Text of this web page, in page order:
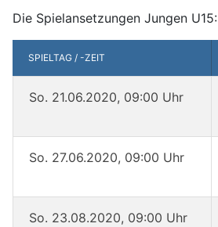
Die Spielansetzungen Jungen U15:
SPIELTAG / -ZEIT
So. 21.06.2020, 09:00 Uhr
So. 27.06.2020, 09:00 Uhr
So. 23.08.2020, 09:00 Uhr